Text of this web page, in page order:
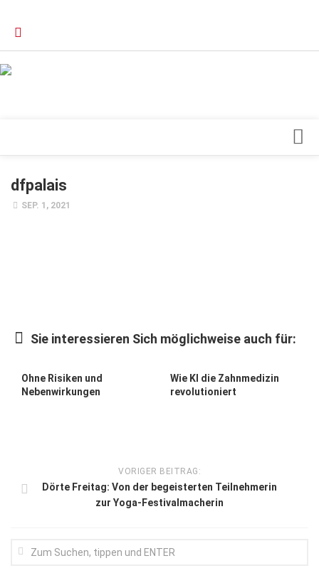
Forschung
Forum Gesundheit
Kampf gegen Krebs
dfpalais
SEP. 1, 2021
Sie interessieren Sich möglichweise auch für:
Ohne Risiken und
Nebenwirkungen
Wie KI die Zahnmedizin
revolutioniert
VORIGER BEITRAG:
Dörte Freitag: Von der begeisterten Teilnehmerin
zur Yoga-Festivalmacherin